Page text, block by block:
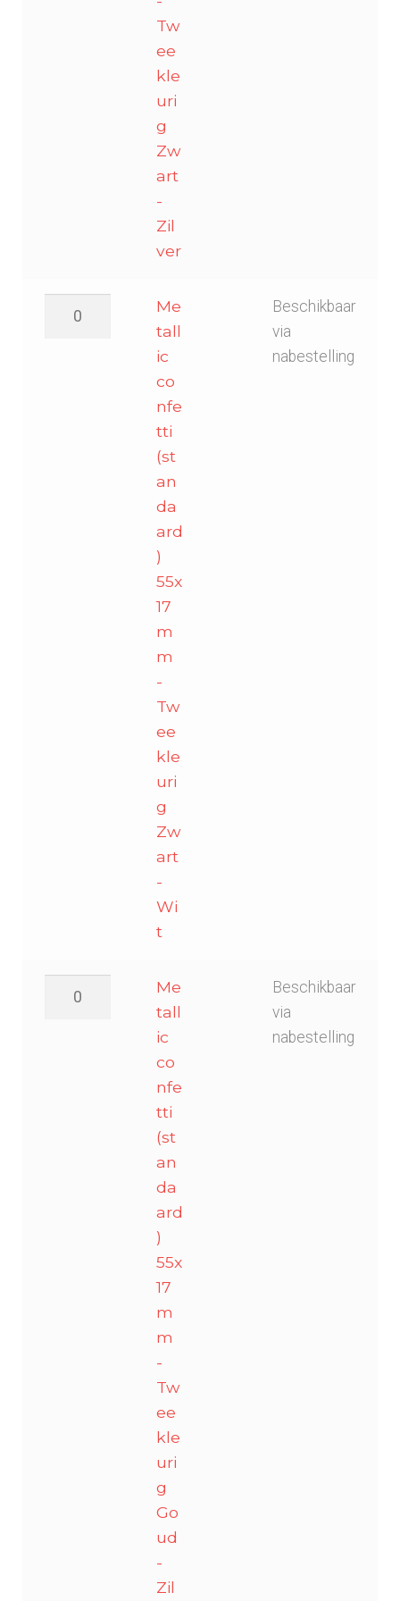
Tw
ee
kle
uri
g
Zw
art
-
Zil
ver
Me
tall
ic
co
nfe
tti
(st
an
da
ard
)
55x
17
m
m
-
Tw
ee
kle
uri
g
Zw
art
-
Wi
t
Beschikbaar
via
nabestelling
Me
tall
ic
co
nfe
tti
(st
an
da
ard
)
55x
17
m
m
-
Tw
ee
kle
uri
g
Go
ud
-
Zil
Beschikbaar
via
nabestelling